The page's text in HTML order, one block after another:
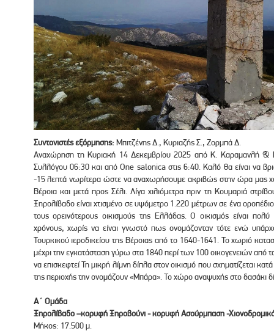
Συντονιστές εξόρμησης: Μπιτζένης Δ., Κυριαζής Σ., Ζορμπά Δ.
Αναχώρηση τη Κυριακή 14 Δεκεμβρίου 2025 από Κ. Καραμανλή &
Συλλόγου 06:30 και από One salonica στις 6:40. Καλό θα είναι να
-15 λεπτά νωρίτερα ώστε να αναχωρήσουμε ακριβώς στην ώρα μας
Βέροια και μετά προς Σέλι. Λίγα χιλιόμετρα πριν τη Κουμαριά
Ξηρολίβαδο είναι χτισμένο σε υψόμετρο 1.220 μέτρων σε ένα
τους ορεινότερους οικισμούς της Ελλάδας. Ο οικισμός είναι πολύ
χρόνους, χωρίς να είναι γνωστό πως ονομάζονταν τότε ενώ
Τουρκικού ιεροδικείου της Βέροιας από το 1640-1641. Το χωριό
μέχρι την εγκατάσταση γύρω στα 1840 περί των 100 οικογενειών από
να επισκεφτεί Τη μικρή λίμνη δίπλα στον οικισμό που σχηματίζεται
της περιοχής την ονομάζουν «Μπάρα». Το χώρο αναψυχής στο δασάκι
Α΄ Ομάδα
Ξηρολίβαδο –κορυφή Ξηροβούνι - κορυφή Ασούρμπαση -
Μήκος: 17.500 μ.